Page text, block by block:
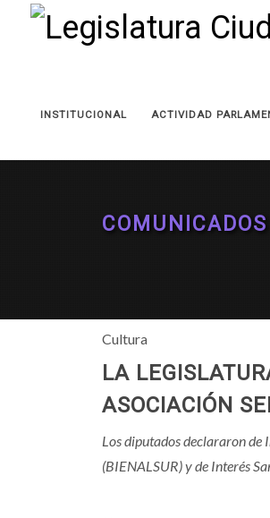
INSTITUCIONAL ACTIVIDAD
Cultura
LA
ASOCIACIÓN
Los diputados declararon
(BIENALSUR) y de Interés